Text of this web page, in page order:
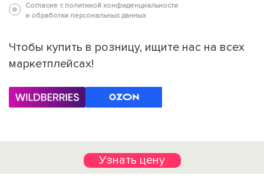
Согласие с политикой конфиденциальности
и обработки персональных данных
Чтобы купить в розницу, ищите нас на всех
маркетплейсах!
Узнать цену